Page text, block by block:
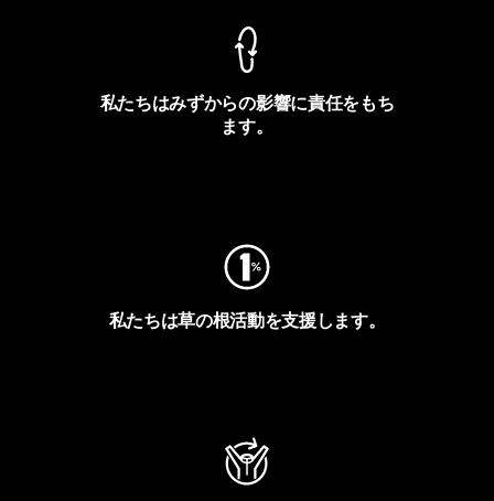
私たちはみずからの影響に責任をもち
ます。
私たちは草の根活動を支援します。